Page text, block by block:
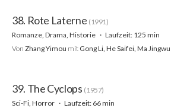
38. Rote Laterne (1991)
Romanze, Drama, Historie
Laufzeit: 125 min
Von Zhang Yimou mit Gong Li, He Saifei, Ma Jingwu
39. The Cyclops (1957)
Sci-Fi, Horror
Laufzeit: 66 min